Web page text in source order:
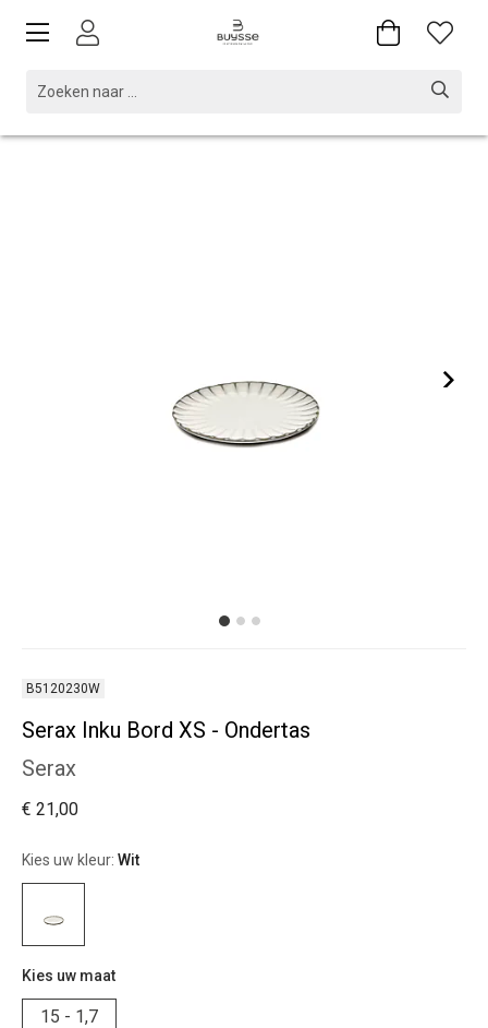
B5120230W
Serax Inku Bord XS - Ondertas
Serax
€ 21,00
Kies uw kleur: Wit
Kies uw maat
15 - 1,7